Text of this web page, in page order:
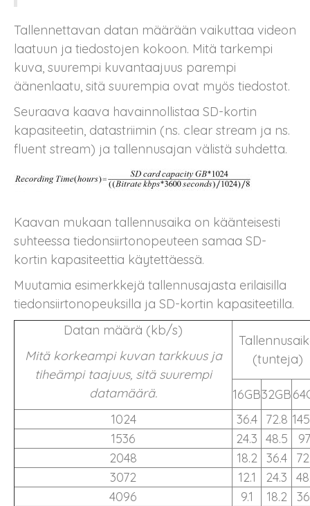
Tallennettavan datan määrään vaikuttaa videon
laatuun ja tiedostojen kokoon. Mitä tarkempi
kuva, suurempi kuvantaajuus parempi
äänenlaatu, sitä suurempia ovat myös tiedostot.
Seuraava kaava havainnollistaa SD-kortin
kapasiteetin, datastriimin (ns. clear stream ja ns.
fluent stream) ja tallennusajan välistä suhdetta.
Kaavan mukaan tallennusaika on käänteisesti
suhteessa tiedonsiirtonopeuteen samaa SD-
kortin kapasiteettia käytettäessä.
Muutamia esimerkkejä tallennusajasta erilaisilla
tiedonsiirtonopeuksilla ja SD-kortin kapasiteetilla.
Datan määrä (kb/s)
Mitä korkeampi kuvan tarkkuus ja
tiheämpi taajuus, sitä suurempi
datamäärä.
(tunteja)
16GB32GB
1024
36.4 72.8
1536
24.3 48.5
2048
18.2 36.4
3072
12.1 24.3
4096
9.1 18.2